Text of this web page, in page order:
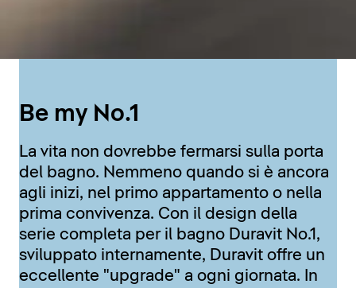
Be my No.1
La vita non dovrebbe fermarsi sulla porta
del bagno. Nemmeno quando si è ancora
agli inizi, nel primo appartamento o nella
prima convivenza. Con il design della
serie completa per il bagno Duravit No.1,
sviluppato internamente, Duravit offre un
eccellente "upgrade" a ogni giornata. In